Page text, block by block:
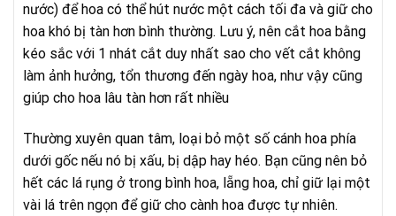
nước) để hoa có thể hút nước một cách tối đa và giữ cho
hoa khó bị tàn hơn bình thường. Lưu ý, nên cắt hoa bằng
kéo sắc với 1 nhát cắt duy nhất sao cho vết cắt không
làm ảnh hưởng, tổn thương đến ngày hoa, như vậy cũng
giúp cho hoa lâu tàn hơn rất nhiều
Thường xuyên quan tâm, loại bỏ một số cánh hoa phía
dưới gốc nếu nó bị xấu, bị dập hay héo. Bạn cũng nên bỏ
hết các lá rụng ở trong bình hoa, lẵng hoa, chỉ giữ lại một
vài lá trên ngọn để giữ cho cành hoa được tự nhiên.